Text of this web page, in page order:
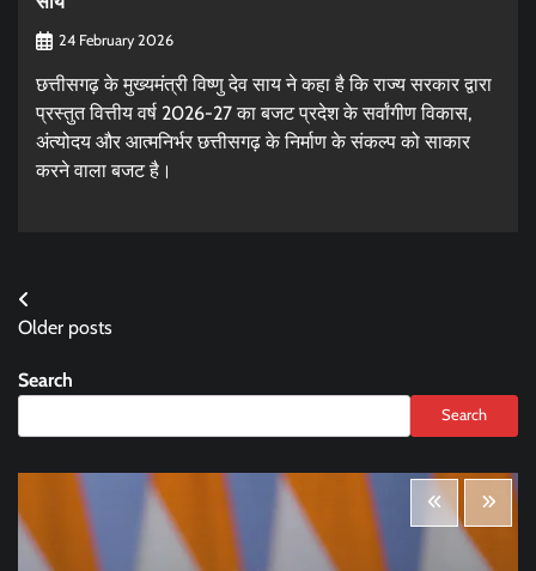
24 February 2026
छत्तीसगढ़ के मुख्यमंत्री विष्णु देव साय ने कहा है कि राज्य सरकार द्वारा
प्रस्तुत वित्तीय वर्ष 2026-27 का बजट प्रदेश के सर्वांगीण विकास,
अंत्योदय और आत्मनिर्भर छत्तीसगढ़ के निर्माण के संकल्प को साकार
करने वाला बजट है।
Posts
navigation
Older posts
Search
Search